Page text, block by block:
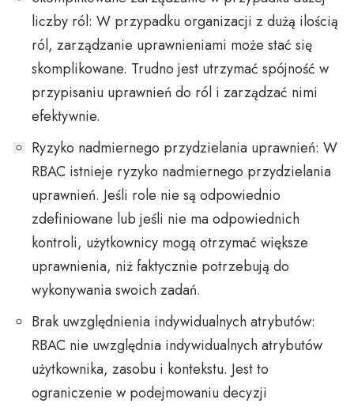
liczby ról: W przypadku organizacji z dużą ilością
ról, zarządzanie uprawnieniami może stać się
skomplikowane. Trudno jest utrzymać spójność w
przypisaniu uprawnień do ról i zarządzać nimi
efektywnie.
Ryzyko nadmiernego przydzielania uprawnień: W
RBAC istnieje ryzyko nadmiernego przydzielania
uprawnień. Jeśli role nie są odpowiednio
zdefiniowane lub jeśli nie ma odpowiednich
kontroli, użytkownicy mogą otrzymać większe
uprawnienia, niż faktycznie potrzebują do
wykonywania swoich zadań.
Brak uwzględnienia indywidualnych atrybutów:
RBAC nie uwzględnia indywidualnych atrybutów
użytkownika, zasobu i kontekstu. Jest to
ograniczenie w podejmowaniu decyzji